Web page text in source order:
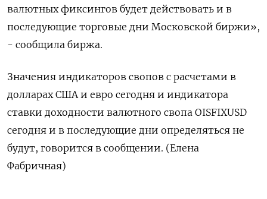
валютных фиксингов будет действовать и в
последующие торговые дни Московской биржи»,
- сообщила биржа.
Значения индикаторов свопов с расчетами в
долларах США и евро сегодня и индикатора
ставки доходности валютного свопа OISFIXUSD
сегодня и в последующие дни определяться не
будут, говорится в сообщении. (Елена
Фабричная)